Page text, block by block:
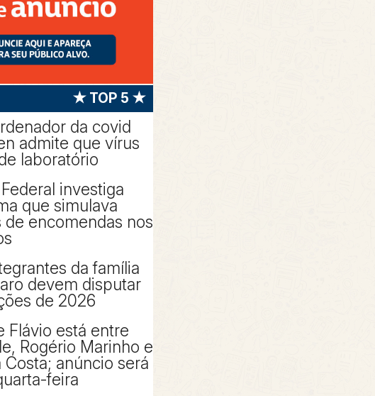
★ TOP 5 ★
da covid
admite que vírus
laboratório
investiga
que simulava
de encomendas nos
da família
devem disputar
de 2026
Flávio está entre
Rogério Marinho e
Costa; anúncio será
feira